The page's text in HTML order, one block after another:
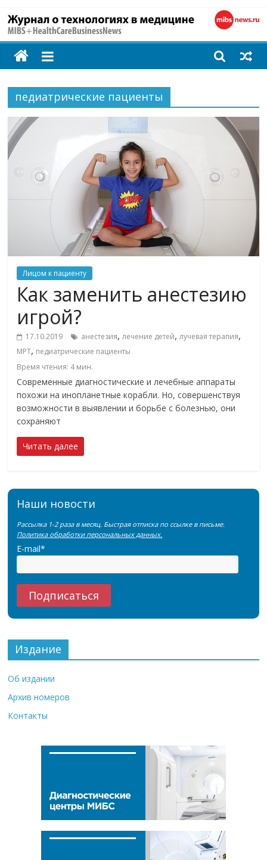
MIBS
+
Технологии
на
страже
здоровья
педиатрические пациенты
Лицом к пациенту
Как заменить анестезию
игрой?
17.10.2019 анестезия,лечение детей,лучевая терапия,
МРТ, педиатрические пациенты
Время чтения: 4 мин.
Современные диагностические и лечебные аппараты
похожи на инопланетные корабли. Но, совершенствуя
возможности в выявлении и борьбе с болезнью, они
сохраняют
Читать далее
Наши новости
Рассылка 1-2 раза в месяц. Быстрая отписка по ссылке в письме.
Политика обработки персональных данных.
E-mail*
Издание
Об издании
Архив номеров
Контакты